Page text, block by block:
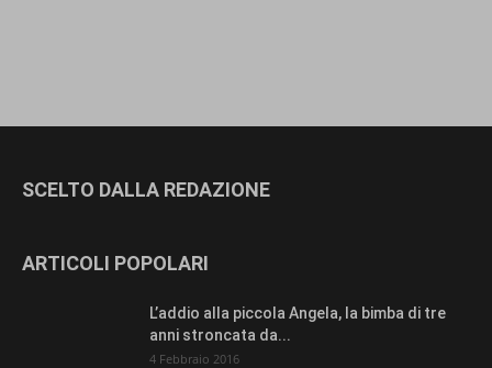
SCELTO DALLA REDAZIONE
ARTICOLI POPOLARI
L’addio alla piccola Angela, la bimba di tre
anni stroncata da...
4 Febbraio 2016